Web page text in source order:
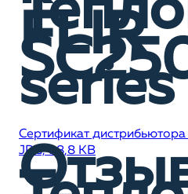
FLIR
series
Сертификат
JPG, 98,8 KB